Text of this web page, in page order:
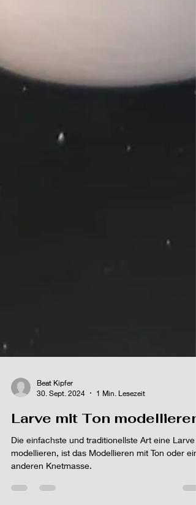
Beat Kipfer
Larve mit Ton modellieren
Die einfachste und traditionellste Art eine Larve
modellieren, ist das Modellieren mit Ton oder